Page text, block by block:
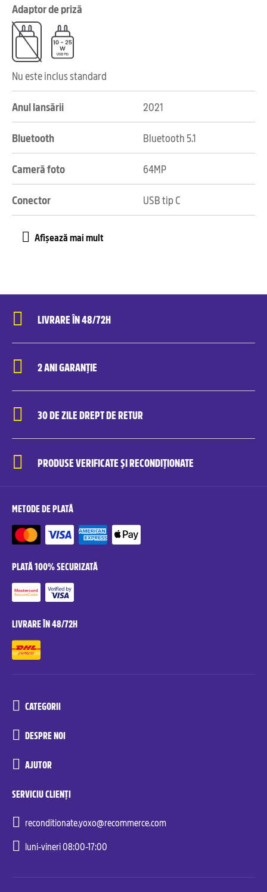
Adaptor de priză
Nu este inclus standard
Anul lansării 2021
Bluetooth Bluetooth 5.1
Cameră foto 64MP
Conector USB tip C
LIVRARE ÎN 48/72H
2 ANI GARANȚIE
30 DE ZILE DREPT DE RETUR
PRODUSE VERIFICATE ȘI RECONDIȚIONATE
METODE DE PLATĂ
PLATĂ 100% SECURIZATĂ
LIVRARE ÎN 48/72H
CATEGORII
DESPRE NOI
AJUTOR
SERVICIU CLIENȚI
reconditionate.yoxo@recommerce.com
luni-vineri 08:00-17:00